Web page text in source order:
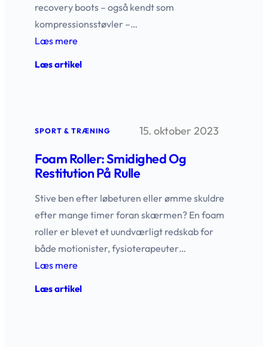
recovery boots – også kendt som
kompressionsstøvler –…
Læs mere
Læs artikel:
recovery
SPORT & TRÆNING 15. oktober 2023
Foam Roller: Smidighed Og
Restitution På Rulle
Stive ben efter løbeturen eller ømme skuldre
efter mange timer foran skærmen? En foam
roller er blevet et uundværligt redskab for
både motionister, fysioterapeuter…
Læs mere
Læs artikel: